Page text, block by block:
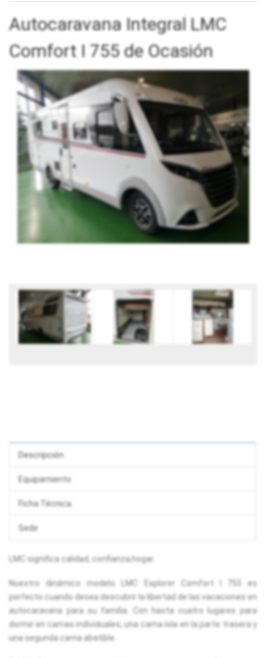
Autocaravana Integral LMC
Comfort I 755 de Ocasión
Descripción
Equipamiento
Ficha Técnica
Sede
LMC significa calidad, confianza,hogar.
Nuestro dinámico modelo LMC Explorer Comfort I 755 es
perfecto cuando desea descubrir la libertad de las vacaciones en
autocaravana para su familia. Con hasta cuatro lugares para
dormir en camas individuales, una cama isla en la parte trasera y
una segunda cama abatible.